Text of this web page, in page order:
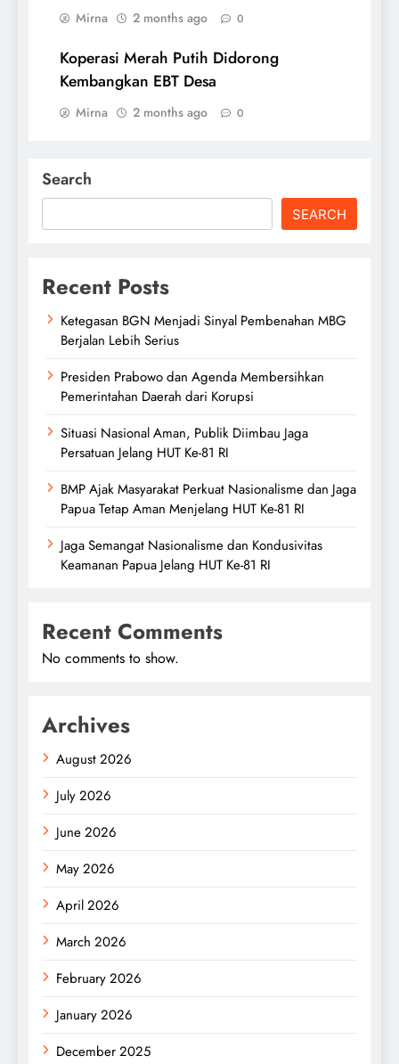
Mirna 2 months ago 0
Koperasi Merah Putih Didorong
Kembangkan EBT Desa
Mirna 2 months ago 0
Search
SEARCH
Recent Posts
Ketegasan BGN Menjadi Sinyal Pembenahan MBG
Berjalan Lebih Serius
Presiden Prabowo dan Agenda Membersihkan
Pemerintahan Daerah dari Korupsi
Situasi Nasional Aman, Publik Diimbau Jaga
Persatuan Jelang HUT Ke-81 RI
BMP Ajak Masyarakat Perkuat Nasionalisme dan Jaga
Papua Tetap Aman Menjelang HUT Ke-81 RI
Jaga Semangat Nasionalisme dan Kondusivitas
Keamanan Papua Jelang HUT Ke-81 RI
Recent Comments
No comments to show.
Archives
August 2026
July 2026
June 2026
May 2026
April 2026
March 2026
February 2026
January 2026
December 2025